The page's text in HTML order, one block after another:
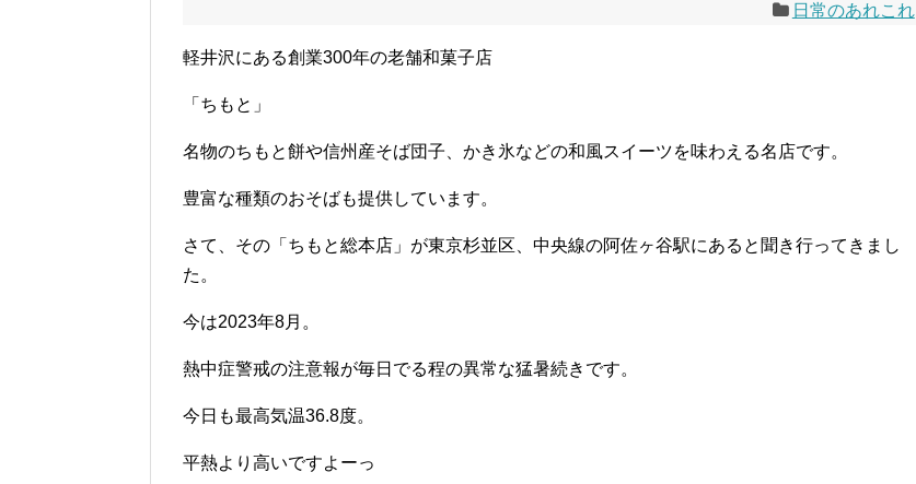
日常のあれこれ
軽井沢にある創業300年の老舗和菓子店
「ちもと」
名物のちもと餅や信州産そば団子、かき氷などの和風スイーツを味わえる名店です。
豊富な種類のおそばも提供しています。
さて、その「ちもと総本店」が東京杉並区、中央線の阿佐ヶ谷駅にあると聞き行ってきまし
た。
今は2023年8月。
熱中症警戒の注意報が毎日でる程の異常な猛暑続きです。
今日も最高気温36.8度。
平熱より高いですよーっ